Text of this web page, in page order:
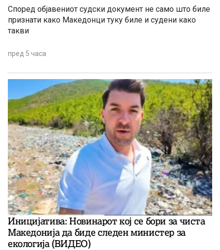
Според објавениот судски документ не само што биле
признати како Македонци туку биле и судени како
такви
пред 5 часа
Иницијатива: Новинарот кој се бори за чиста
Македонија да биде следен министер за
екологија (ВИДЕО)